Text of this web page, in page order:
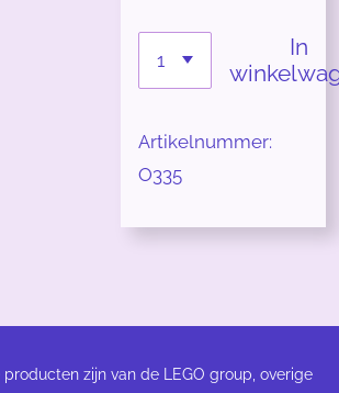
In
Artikelnummer:
O335
zijn van de LEGO group, overige